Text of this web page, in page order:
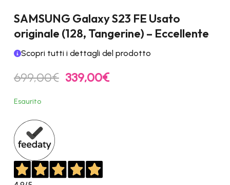
SAMSUNG Galaxy S23 FE Usato
originale (128, Tangerine) – Eccellente
Scopri tutti i dettagli del prodotto
699,00€ Il
prezzo
339,00€Il
Esaurito